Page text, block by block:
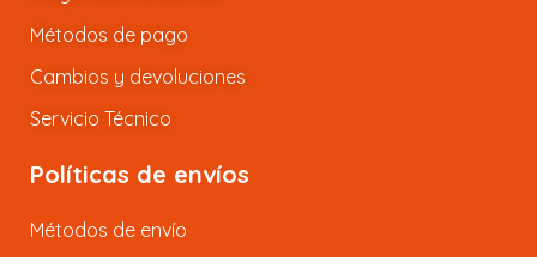
Métodos de pago
Cambios y devoluciones
Servicio Técnico
Políticas de envíos
Métodos de envío